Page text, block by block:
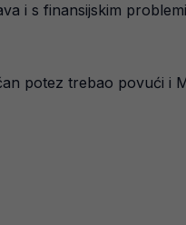
i s finansijskim
potez trebao povući i